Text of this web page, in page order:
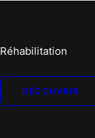
Réhabilitation
DÉCOUVRIR